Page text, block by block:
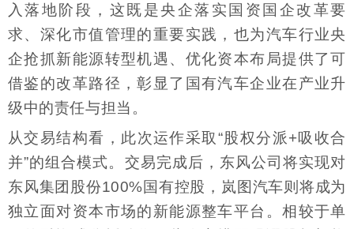
入落地阶段，这既是央企落实国资国企改革要
求、深化市值管理的重要实践，也为汽车行业央
企抢抓新能源转型机遇、优化资本布局提供了可
借鉴的改革路径，彰显了国有汽车企业在产业升
级中的责任与担当。
从交易结构看，此次运作采取“股权分派+吸收合
并”的组合模式。交易完成后，东风公司将实现对
东风集团股份100%国有控股，岚图汽车则将成为
独立面对资本市场的新能源整车平台。相较于单